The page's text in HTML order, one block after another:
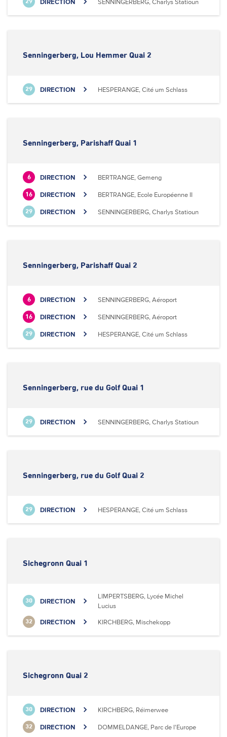
29 DIRECTION SENNINGERBERG, Charlys Statioun
Senningerberg, Lou Hemmer Quai 2
29 DIRECTION HESPERANGE, Cité um Schlass
Senningerberg, Parishaff Quai 1
6 DIRECTION BERTRANGE, Gemeng
16 DIRECTION BERTRANGE, Ecole Européenne II
29 DIRECTION SENNINGERBERG, Charlys Statioun
Senningerberg, Parishaff Quai 2
6 DIRECTION SENNINGERBERG, Aéroport
16 DIRECTION SENNINGERBERG, Aéroport
29 DIRECTION HESPERANGE, Cité um Schlass
Senningerberg, rue du Golf Quai 1
29 DIRECTION SENNINGERBERG, Charlys Statioun
Senningerberg, rue du Golf Quai 2
29 DIRECTION HESPERANGE, Cité um Schlass
Sichegronn Quai 1
30 DIRECTION
LIMPERTSBERG, Lycée Michel
Lucius
32 DIRECTION KIRCHBERG, Mischekopp
Sichegronn Quai 2
30 DIRECTION KIRCHBERG, Réimerwee
32 DIRECTION DOMMELDANGE, Parc de l'Europe